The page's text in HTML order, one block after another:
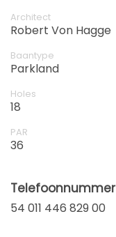
Architect
Robert Von Hagge
Baantype
Parkland
Holes
18
PAR
36
Telefoonnummer
54 011 446 829 00